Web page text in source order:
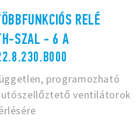
RELÉ
SZAL - 6 A
programozható
ventilátorok